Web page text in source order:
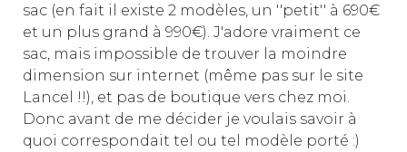
sac (en fait il existe 2 modèles, un ''petit'' à 690€
et un plus grand à 990€). J'adore vraiment ce
sac, mais impossible de trouver la moindre
dimension sur internet (même pas sur le site
Lancel !!), et pas de boutique vers chez moi.
Donc avant de me décider je voulais savoir à
quoi correspondait tel ou tel modèle porté :)